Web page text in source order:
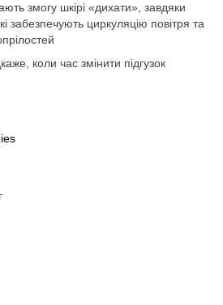
змогу шкірі «дихати», завдяки
забезпечують циркуляцію повітря та
коли час змінити підгузок